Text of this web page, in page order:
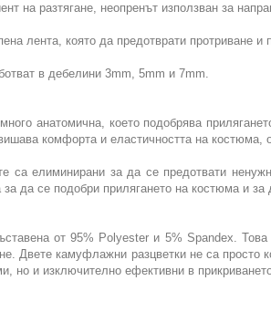
на разтягане, неопренът използван за
лента, която да предотврати протриване и
в дебелини 3mm, 5mm и 7mm.
анатомична, което подобрява
комфорта и еластичността на костюма,
са елиминирани за да се предотвати
да се подобри прилягането на костюма и
от 95% Polyester и 5% Spandex.
Двете камуфлажни разцветки не са
но и изключително ефективни в